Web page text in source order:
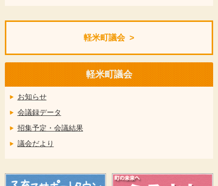
軽米町議会
軽米町議会
お知らせ
会議録データ
招集予定・会議結果
議会だより